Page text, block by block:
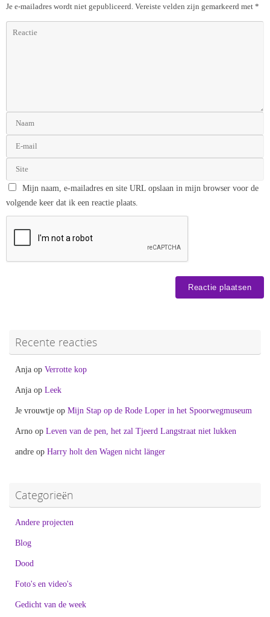
Je e-mailadres wordt niet gepubliceerd. Vereiste velden zijn gemarkeerd met *
Mijn naam, e-mailadres en site URL opslaan in mijn browser voor de
volgende keer dat ik een reactie plaats.
Recente reacties
Anja op Verrotte kop
Anja op Leek
Je vrouwtje op Mijn Stap op de Rode Loper in het Spoorwegmuseum
Arno op Leven van de pen, het zal Tjeerd Langstraat niet lukken
andre op Harry holt den Wagen nicht länger
Categorieën
Andere projecten
Blog
Dood
Foto's en video's
Gedicht van de week